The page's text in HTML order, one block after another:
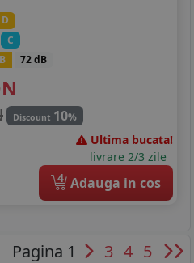
D
C
B 72 dB
Discount 10%
Ultima bucata!
livrare 2/3 zile
4 Adauga in cos
Pagina 1 3 4 5